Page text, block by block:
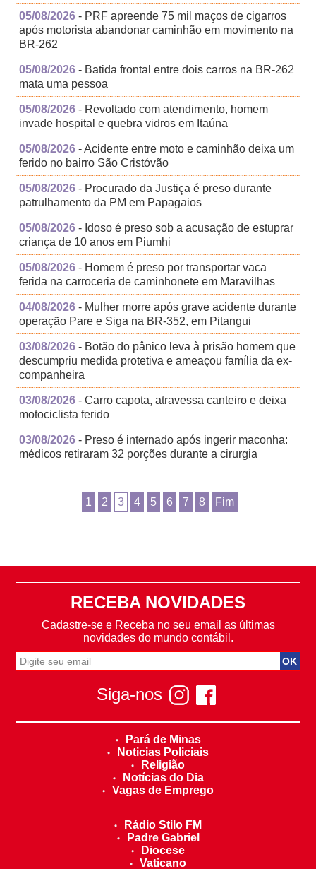
05/08/2026 - PRF apreende 75 mil maços de cigarros
após motorista abandonar caminhão em movimento na
BR-262
05/08/2026 - Batida frontal entre dois carros na BR-262
mata uma pessoa
05/08/2026 - Revoltado com atendimento, homem
invade hospital e quebra vidros em Itaúna
05/08/2026 - Acidente entre moto e caminhão deixa um
ferido no bairro São Cristóvão
05/08/2026 - Procurado da Justiça é preso durante
patrulhamento da PM em Papagaios
05/08/2026 - Idoso é preso sob a acusação de estuprar
criança de 10 anos em Piumhi
05/08/2026 - Homem é preso por transportar vaca
ferida na carroceria de caminhonete em Maravilhas
04/08/2026 - Mulher morre após grave acidente durante
operação Pare e Siga na BR-352, em Pitangui
03/08/2026 - Botão do pânico leva à prisão homem que
descumpriu medida protetiva e ameaçou família da ex-
companheira
03/08/2026 - Carro capota, atravessa canteiro e deixa
motociclista ferido
03/08/2026 - Preso é internado após ingerir maconha:
médicos retiraram 32 porções durante a cirurgia
1 2 3 4 5 6 7 8 Fim
RECEBA NOVIDADES
Cadastre-se e Receba no seu email as últimas
novidades do mundo contábil.
Siga-nos
Pará de Minas
Noticias Policiais
Religião
Notícias do Dia
Vagas de Emprego
Rádio Stilo FM
Padre Gabriel
Diocese
Vaticano